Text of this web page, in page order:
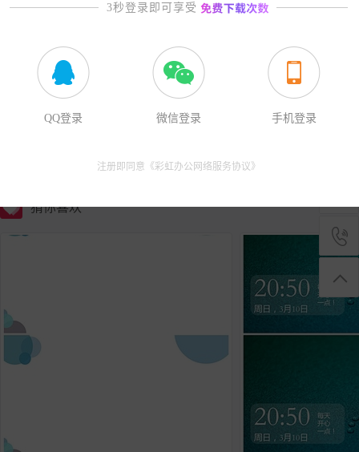
本作品内容为爱护大自然幻灯片背景， 格式为 docx， 大小748.43
改请在作品中右键图片并更换，文字修改请直接点击文字进行修改
猜你喜欢
3秒登录即可享受
QQ登录 微信登录 手机登录
注册即同意《彩虹办公网络服务协议》